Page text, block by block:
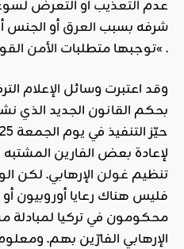
عدم التعذيبأو التعرض
شرفه بسبب العرقأو الجنس
توجبها متطلبات الأمن
« .
وقد اعتبرت وسائل الإعلام
بحكم القانون الجديد الذي
لإعادة بعض الفارين
تنظيمغولن الإرهابي. لكن
فليس هناك رعايا أوروبيون
محكومون في تركيا